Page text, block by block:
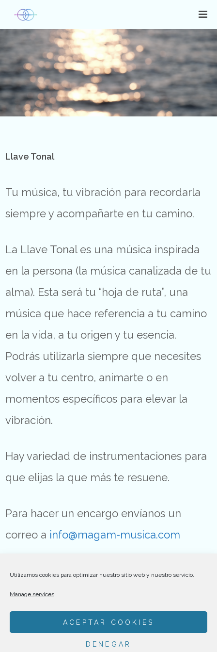
Utilizamos cookies para optimizar nuestro sitio web y nuestro servicio.
Manage services
ACEPTAR COOKIES
DENEGAR
Llave Tonal
Tu música, tu vibración para recordarla
siempre y acompañarte en tu camino.
La Llave Tonal es una música inspirada
en la persona (la música canalizada de tu
alma). Esta será tu “hoja de ruta”, una
música que hace referencia a tu camino
en la vida, a tu origen y tu esencia.
Podrás utilizarla siempre que necesites
volver a tu centro, animarte o en
momentos específicos para elevar la
vibración.
Hay variedad de instrumentaciones para
que elijas la que más te resuene.
Para hacer un encargo envíanos un
correo a info@magam-musica.com